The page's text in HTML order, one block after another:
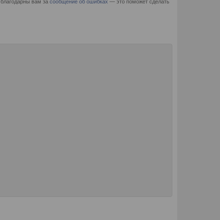
вам за сообщение об ошибках — это поможет сделать